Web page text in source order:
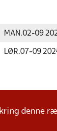
MAN.02-09
LØR.07-09
denne